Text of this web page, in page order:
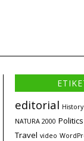
editorial History
NATURA 2000 Politics
Travel video